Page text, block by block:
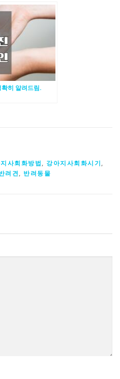
히 알려드림.
사회화방법, 강아지사회화시기,
려견, 반려동물